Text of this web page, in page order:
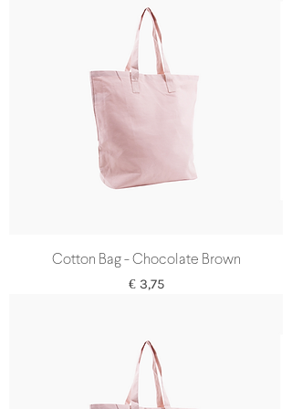
Cotton Bag - Chocolate Brown
Prijs
€ 3,75